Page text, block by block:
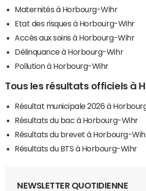
Maternités à Horbourg-Wihr
Etat des risques à Horbourg-Wihr
Accès aux soins à Horbourg-Wihr
Délinquance à Horbourg-Wihr
Pollution à Horbourg-Wihr
Tous les résultats officiels à
Résultat municipale 2026 à
Résultats du bac à Horbourg-Wihr
Résultats du brevet à Horbourg-
Résultats du BTS à Horbourg-Wihr
NEWSLETTER QUOTIDIENNE